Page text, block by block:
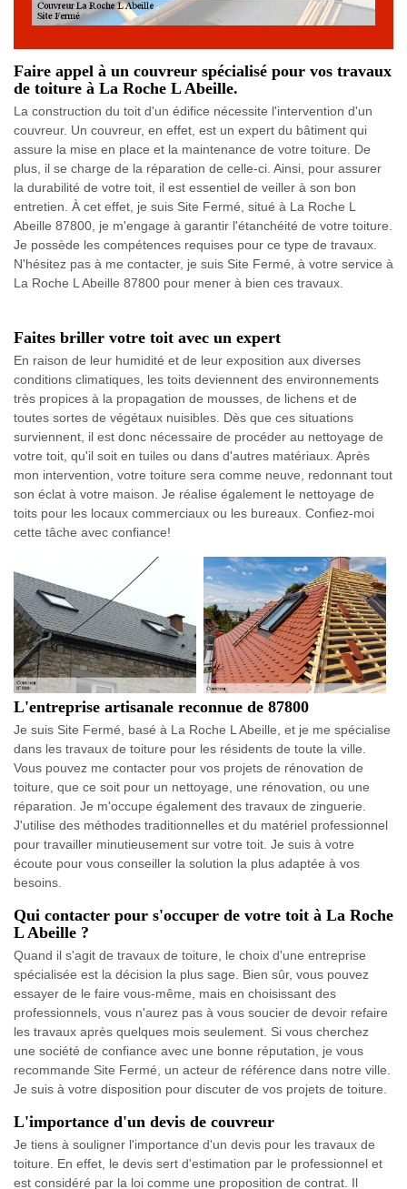
Faire appel à un couvreur spécialisé pour vos travaux
de toiture à La Roche L Abeille.
La construction du toit d'un édifice nécessite l'intervention d'un
couvreur. Un couvreur, en effet, est un expert du bâtiment qui
assure la mise en place et la maintenance de votre toiture. De
plus, il se charge de la réparation de celle-ci. Ainsi, pour assurer
la durabilité de votre toit, il est essentiel de veiller à son bon
entretien. À cet effet, je suis Site Fermé, situé à La Roche L
Abeille 87800, je m'engage à garantir l'étanchéité de votre toiture.
Je possède les compétences requises pour ce type de travaux.
N'hésitez pas à me contacter, je suis Site Fermé, à votre service à
La Roche L Abeille 87800 pour mener à bien ces travaux.
Faites briller votre toit avec un expert
En raison de leur humidité et de leur exposition aux diverses
conditions climatiques, les toits deviennent des environnements
très propices à la propagation de mousses, de lichens et de
toutes sortes de végétaux nuisibles. Dès que ces situations
surviennent, il est donc nécessaire de procéder au nettoyage de
votre toit, qu'il soit en tuiles ou dans d'autres matériaux. Après
mon intervention, votre toiture sera comme neuve, redonnant tout
son éclat à votre maison. Je réalise également le nettoyage de
toits pour les locaux commerciaux ou les bureaux. Confiez-moi
cette tâche avec confiance!
L'entreprise artisanale reconnue de 87800
Je suis Site Fermé, basé à La Roche L Abeille, et je me spécialise
dans les travaux de toiture pour les résidents de toute la ville.
Vous pouvez me contacter pour vos projets de rénovation de
toiture, que ce soit pour un nettoyage, une rénovation, ou une
réparation. Je m'occupe également des travaux de zinguerie.
J'utilise des méthodes traditionnelles et du matériel professionnel
pour travailler minutieusement sur votre toit. Je suis à votre
écoute pour vous conseiller la solution la plus adaptée à vos
besoins.
Qui contacter pour s'occuper de votre toit à La Roche
L Abeille ?
Quand il s'agit de travaux de toiture, le choix d'une entreprise
spécialisée est la décision la plus sage. Bien sûr, vous pouvez
essayer de le faire vous-même, mais en choisissant des
professionnels, vous n'aurez pas à vous soucier de devoir refaire
les travaux après quelques mois seulement. Si vous cherchez
une société de confiance avec une bonne réputation, je vous
recommande Site Fermé, un acteur de référence dans notre ville.
Je suis à votre disposition pour discuter de vos projets de toiture.
L'importance d'un devis de couvreur
Je tiens à souligner l'importance d'un devis pour les travaux de
toiture. En effet, le devis sert d'estimation par le professionnel et
est considéré par la loi comme une proposition de contrat. Il